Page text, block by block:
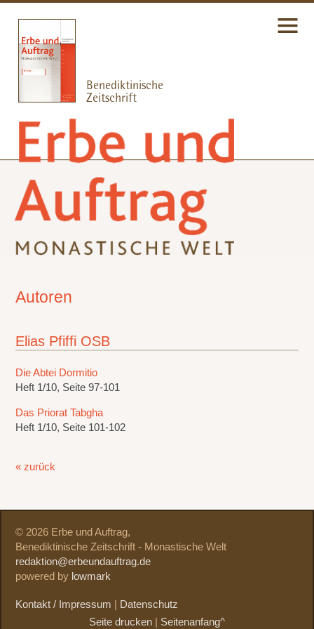
Autoren
Elias Pfiffi OSB
Die Abtei Dormitio
Heft 1/10, Seite 97-101
Das Priorat Tabgha
Heft 1/10, Seite 101-102
« zurück
© 2026 Erbe und Auftrag,
Benediktinische Zeitschrift - Monastische Welt
redaktion@erbeundauftrag.de
powered by lowmark
Kontakt / Impressum
Datenschutz
Seite drucken
Seitenanfang^